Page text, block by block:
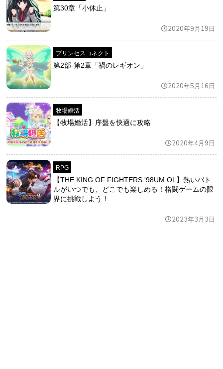
第30章「小休止」
2020年9月19日
プリンセスコネクト
第2部-第2章「禍のレギオン」
2020年5月16日
牧場婚活
【牧場婚活】序盤を快適に攻略
2020年4月9日
RPG
【THE KING OF FIGHTERS '98UM OL】熱いバト
ルがいつでも、どこでも楽しめる！格闘ゲームの限
界に挑戦しよう！
2023年3月3日